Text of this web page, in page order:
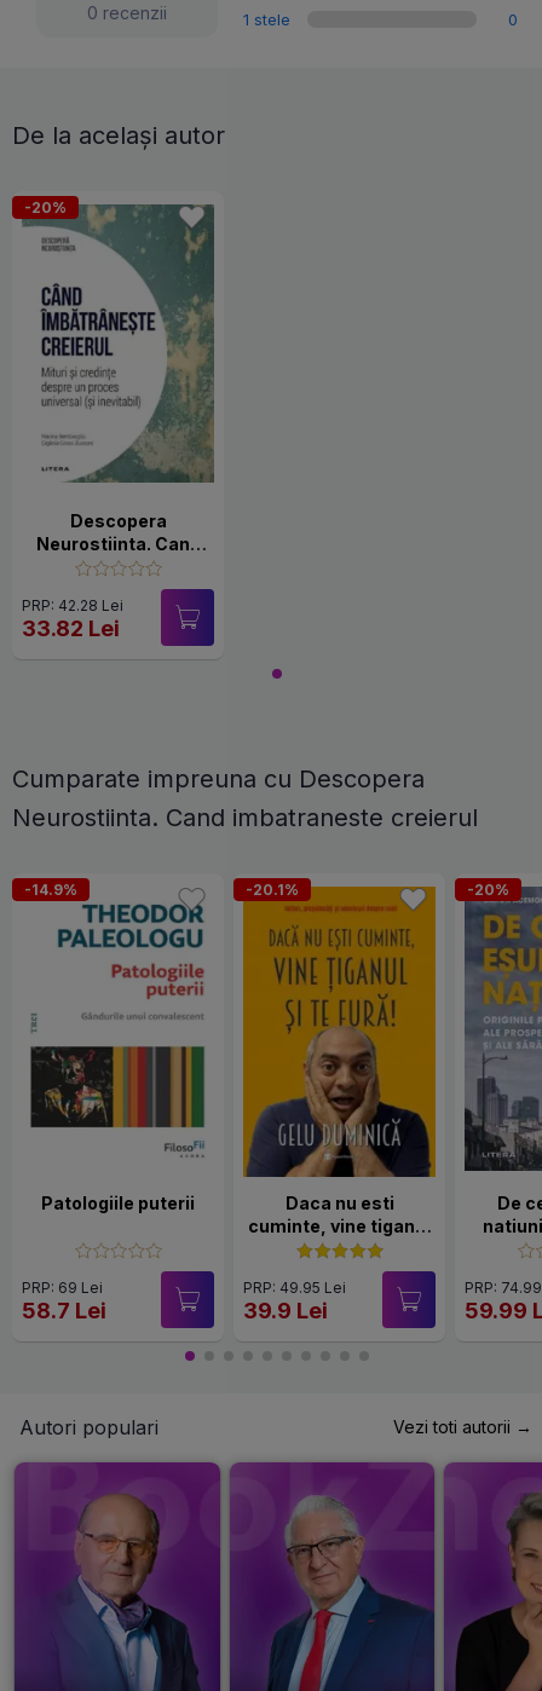
0 recenzii
1 stele
0
De la același autor
-20%
Descopera
Neurostiinta. Cand
imbatraneste
PRP: 42.28 Lei
33.82 Lei
Cumparate impreuna cu Descopera
Neurostiinta. Cand imbatraneste creierul
-14.9%
Patologiile puterii
PRP: 69 Lei
58.7 Lei
-20.1%
Daca nu esti
cuminte, vine tiganul
si te fura!
PRP: 49.95 Lei
39.9 Lei
-20%
De
PRP:
59.99
Autori populari Vezi toti autorii →